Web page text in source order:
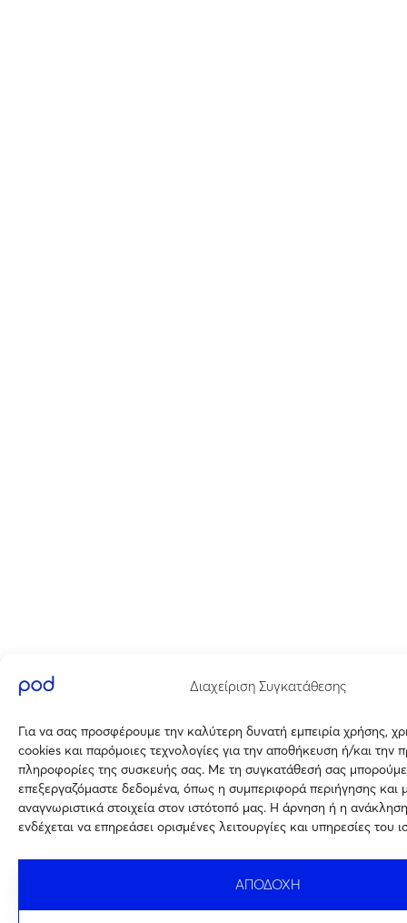
Διαχείριση Συγκατάθεσης
Για να σας προσφέρουμε την καλύτερη δυνατή εμπειρία χρήσης,
cookies και παρόμοιες τεχνολογίες για την αποθήκευση ή/και την
πληροφορίες της συσκευής σας. Με τη συγκατάθεσή σας
επεξεργαζόμαστε δεδομένα, όπως η συμπεριφορά περιήγησης και
αναγνωριστικά στοιχεία στον ιστότοπό μας. Η άρνηση ή η
ενδέχεται να επηρεάσει ορισμένες λειτουργίες και υπηρεσίες του
ΑΠΟΔΟΧΗ